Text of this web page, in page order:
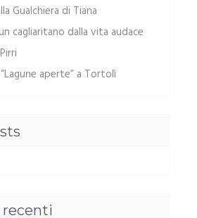
Gualchiera di Tiana
cagliaritano dalla vita audace
aperte” a Tortolì